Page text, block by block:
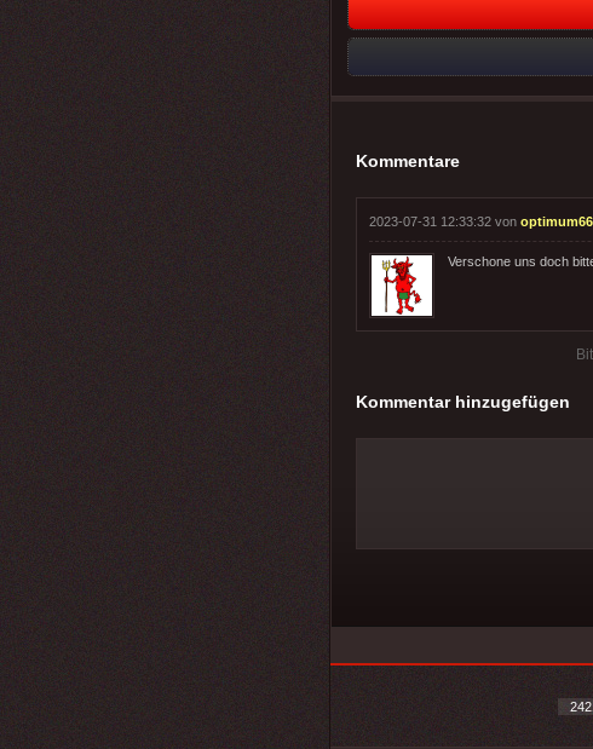
Kommentare
2023-07-31 12:33:32 von
Verschone uns doch
Kommentar hinzugefügen